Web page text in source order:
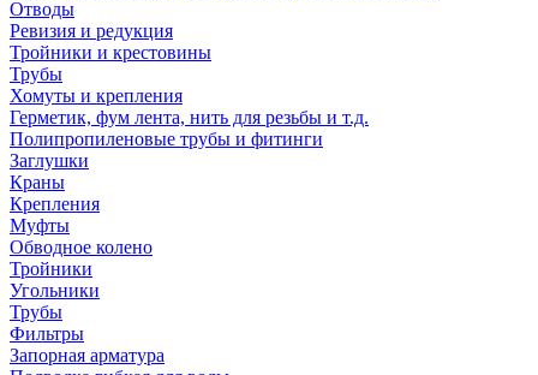
Отводы
Ревизия и редукция
Тройники и крестовины
Трубы
Хомуты и крепления
Герметик, фум лента, нить для резьбы и т.д.
Полипропиленовые трубы и фитинги
Заглушки
Краны
Крепления
Муфты
Обводное колено
Тройники
Угольники
Трубы
Фильтры
Запорная арматура